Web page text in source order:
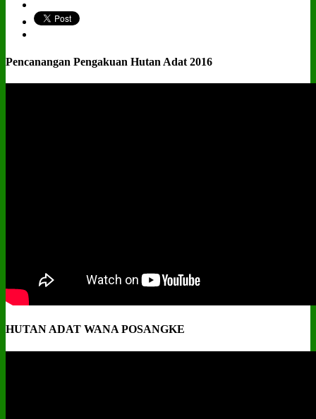
Pencanangan Pengakuan Hutan Adat 2016
HUTAN ADAT WANA POSANGKE